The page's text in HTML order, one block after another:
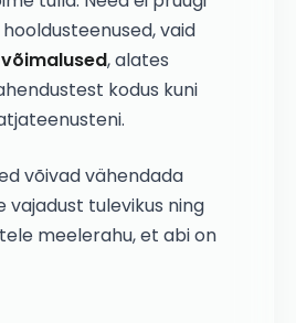
vaid
, alates
kodus kuni
võivad vähendada
vajadust tulevikus ning
meelerahu, et abi on